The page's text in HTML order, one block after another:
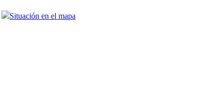
Situación en el mapa